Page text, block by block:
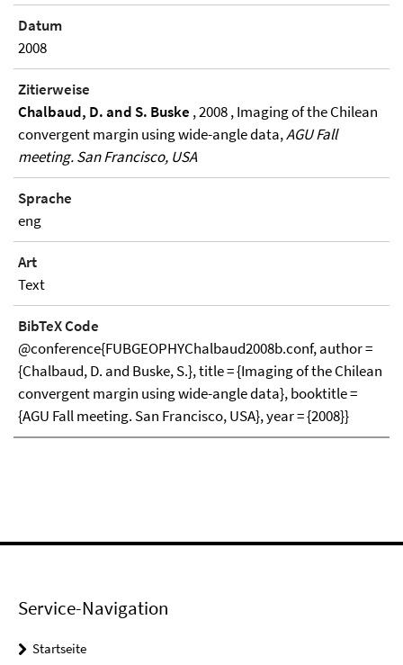
Datum
2008
Zitierweise
Chalbaud, D. and S. Buske , 2008 , Imaging of the Chilean
convergent margin using wide-angle data,AGU Fall
meeting. San Francisco, USA
Sprache
eng
Art
Text
BibTeX Code
@conference{FUBGEOPHYChalbaud2008b.conf, author =
{Chalbaud, D. and Buske, S.}, title = {Imaging of the Chilean
convergent margin using wide-angle data}, booktitle =
{AGU Fall meeting. San Francisco, USA}, year = {2008}}
Service-Navigation
Startseite